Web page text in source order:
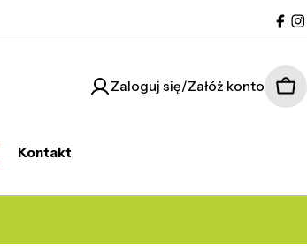
Zaloguj się/Załóż konto
Kontakt